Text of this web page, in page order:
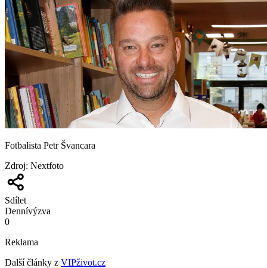
Fotbalista Petr Švancara
Zdroj: Nextfoto
Sdílet
Dennívýzva
0
Reklama
Další články z VIPživot.cz